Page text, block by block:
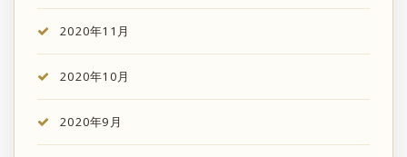
2020年11月
2020年10月
2020年9月